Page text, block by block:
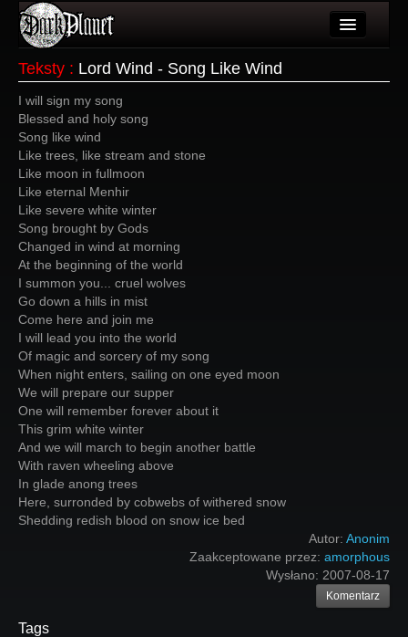
Wydarzenia
Galeria
Forum
Więcej
Login
Teksty : Lord Wind - Song Like Wind
I will sign my song
Blessed and holy song
Song like wind
Like trees, like stream and stone
Like moon in fullmoon
Like eternal Menhir
Like severe white winter
Song brought by Gods
Changed in wind at morning
At the beginning of the world
I summon you... cruel wolves
Go down a hills in mist
Come here and join me
I will lead you into the world
Of magic and sorcery of my song
When night enters, sailing on one eyed moon
We will prepare our supper
One will remember forever about it
This grim white winter
And we will march to begin another battle
With raven wheeling above
In glade anong trees
Here, surronded by cobwebs of withered snow
Shedding redish blood on snow ice bed
Autor: Anonim
Zaakceptowane przez: amorphous
Wysłano: 2007-08-17
Komentarz
Tags